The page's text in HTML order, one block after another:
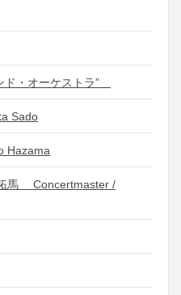
・オーケストラ”
Sado
Hazama
馬 Concertmaster /